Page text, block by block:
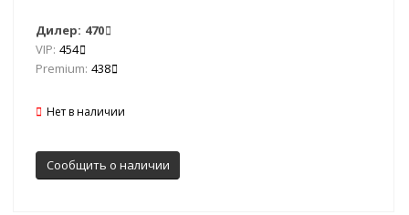
Дилер: 470
VIP: 454
Premium: 438
Нет в наличии
Сообщить о наличии